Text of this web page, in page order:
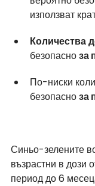
използват
Количества
безопасно за
По-ниски
безопасно за
Синьо-зелените
възрастни в дози
период до 6